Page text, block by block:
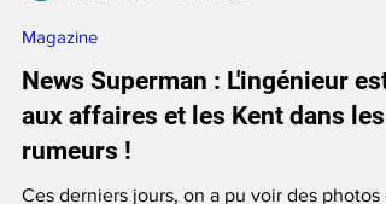
June Anga
Magazine
News Superman : L'ingénieur est
aux affaires et les Kent dans les